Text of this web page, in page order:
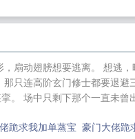
扇动翅膀想要逃离。 想逃
连高阶玄门修士都要退避
。 场中只剩下那个一直未
跪求我加单蒸宝 豪门大佬跪